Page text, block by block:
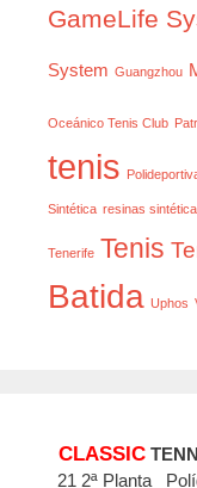
GameLife
System Guangzhou
Oceánico Tenis Club
tenis
Sintética resinas
Tenerife Tenis
Batida Uphos
CLASSIC
21 2ª Planta